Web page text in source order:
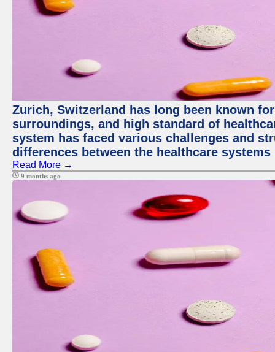
Zurich, Switzerland has long been known
surroundings, and high standard of
system has faced various challenges and
differences between the healthcare
Read More →
9 months ago